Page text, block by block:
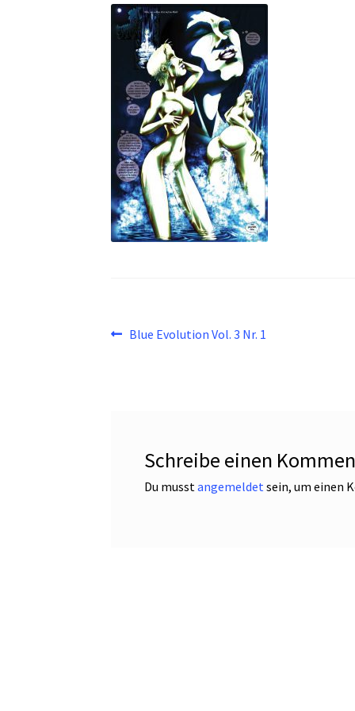
Beitragsnavigation
Vorheriger
Blue Evolution Vol. 3 Nr. 1
Schreibe einen
Du musst angemeldet sein, um einen